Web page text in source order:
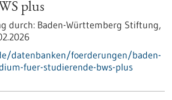
plus
durch: Baden-Württemberg Stiftung,
datenbanken/foerderungen/baden-
fuer-studierende-bws-plus